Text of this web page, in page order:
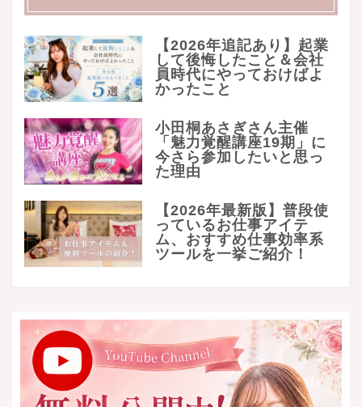
【2026年追記あり】起業
して後悔したこと＆会社
員時代にやっておけばよ
かったこと
小田桐あさぎさん主催
「魅力覚醒講座19期」に
今さら参加したいと思っ
た理由
【2026年最新版】普段使
っているお仕事アイテ
ム、おすすめ仕事効率系
ツールを一挙ご紹介！